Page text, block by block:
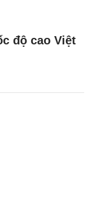
độ cao Việt